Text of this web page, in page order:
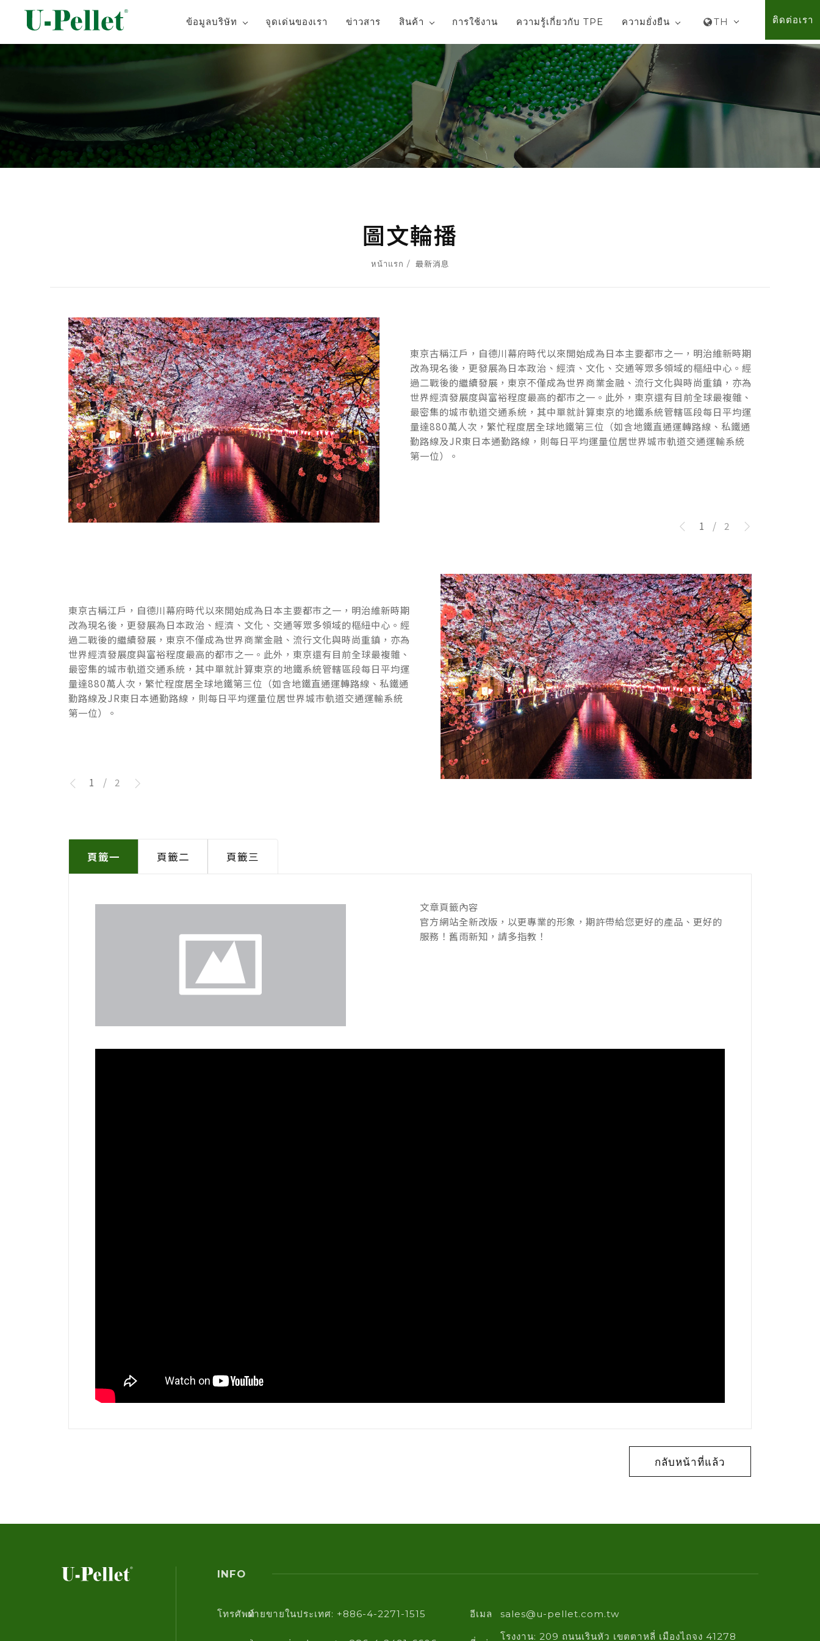
ติดต่อเรา
ข้อมูลบริษัท จุดเด่นของเรา ข่าวสาร สินค้า การใช้งาน ความรู้เกี่ยวกับ TPE ความยั่งยืน TH
圖文輪播
หน้าแรก 最新消息
1 / 2
東京古稱江戶，自德川幕府時代以來開始成為日本主要都市之一，明治維新時期
改為現名後，更發展為日本政治、經濟、文化、交通等眾多領域的樞紐中心。經
過二戰後的繼續發展，東京不僅成為世界商業金融、流行文化與時尚重鎮，亦為
世界經濟發展度與富裕程度最高的都市之一。此外，東京還有目前全球最複雜、
最密集的城市軌道交通系統，其中單就計算東京的地鐵系統管轄區段每日平均運
量達880萬人次，繁忙程度居全球地鐵第三位（如含地鐵直通運轉路線、私鐵通
勤路線及JR東日本通勤路線，則每日平均運量位居世界城市軌道交通運輸系統
第一位）。
東京古稱江戶，自德川幕府時代以來開始成為日本主要都市之一，明治維新時期
改為現名後，更發展為日本政治、經濟、文化、交通等眾多領域的樞紐中心。經
過二戰後的繼續發展，東京不僅成為世界商業金融、流行文化與時尚重鎮，亦為
世界經濟發展度與富裕程度最高的都市之一。此外，東京還有目前全球最複雜、
最密集的城市軌道交通系統，其中單就計算東京的地鐵系統管轄區段每日平均運
量達880萬人次，繁忙程度居全球地鐵第三位（如含地鐵直通運轉路線、私鐵通
勤路線及JR東日本通勤路線，則每日平均運量位居世界城市軌道交通運輸系統
第一位）。
1 / 2
東京古稱江戶，自德川幕府時代以來開始成為日本主要都市之一，明治維新時期
改為現名後，更發展為日本政治、經濟、文化、交通等眾多領域的樞紐中心。經
過二戰後的繼續發展，東京不僅成為世界商業金融、流行文化與時尚重鎮，亦為
世界經濟發展度與富裕程度最高的都市之一。此外，東京還有目前全球最複雜、
最密集的城市軌道交通系統，其中單就計算東京的地鐵系統管轄區段每日平均運
量達880萬人次，繁忙程度居全球地鐵第三位（如含地鐵直通運轉路線、私鐵通
勤路線及JR東日本通勤路線，則每日平均運量位居世界城市軌道交通運輸系統
第一位）。
東京古稱江戶，自德川幕府時代以來開始成為日本主要都市之一，明治維新時期
改為現名後，更發展為日本政治、經濟、文化、交通等眾多領域的樞紐中心。經
過二戰後的繼續發展，東京不僅成為世界商業金融、流行文化與時尚重鎮，亦為
世界經濟發展度與富裕程度最高的都市之一。此外，東京還有目前全球最複雜、
最密集的城市軌道交通系統，其中單就計算東京的地鐵系統管轄區段每日平均運
量達880萬人次，繁忙程度居全球地鐵第三位（如含地鐵直通運轉路線、私鐵通
勤路線及JR東日本通勤路線，則每日平均運量位居世界城市軌道交通運輸系統
第一位）。
頁籤一 頁籤二 頁籤三
文章頁籤內容
官方網站全新改版，以更專業的形象，期許帶給您更好的產品、更好的
服務！舊雨新知，請多指教！
กลับหน้าที่แล้ว
INFO
โทรศัพท์ฝ่ายขายในประเทศ: +886-4-2271-1515 อีเมล sales@u-pellet.com.tw
โรงงาน: 209 ถนนเรินหัว เขตตาหลี่ เมืองไถจง 41278